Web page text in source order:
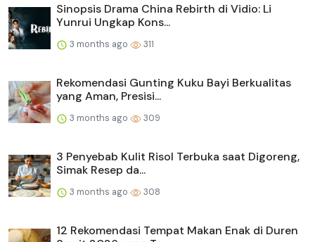
Sinopsis Drama China Rebirth di Vidio: Li
Yunrui Ungkap Kons...
3 months ago 311
Rekomendasi Gunting Kuku Bayi Berkualitas
yang Aman, Presisi...
3 months ago 309
3 Penyebab Kulit Risol Terbuka saat Digoreng,
Simak Resep da...
3 months ago 308
12 Rekomendasi Tempat Makan Enak di Duren